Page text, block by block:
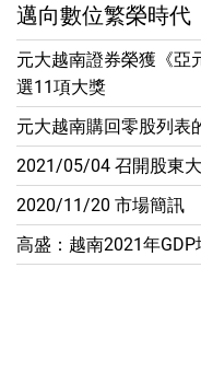
邁向數位繁榮時代
元大越南證券榮獲《亞
選11項大獎
元大越南購回零股列表
2021/05/04 召開股東
2020/11/20 市場簡訊
高盛：越南2021年